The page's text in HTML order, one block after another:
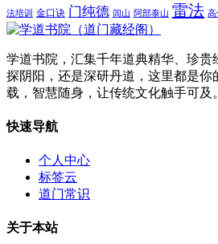
法培训 金口诀 门纯德 闾山 阿部泰山 雷法 高
学道书院，汇集千年道典精华、珍贵
探阴阳，还是深研丹道，这里都是你
载，智慧随身，让传统文化触手可及。
快速导航
个人中心
标签云
道门常识
关于本站